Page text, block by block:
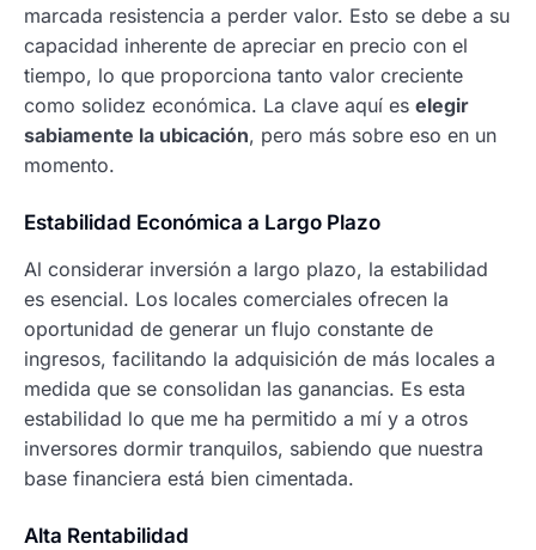
marcada resistencia a perder valor. Esto se debe a su
capacidad inherente de apreciar en precio con el
tiempo, lo que proporciona tanto valor creciente
como solidez económica. La clave aquí es elegir
sabiamente la ubicación, pero más sobre eso en un
momento.
Estabilidad Económica a Largo Plazo
Al considerar inversión a largo plazo, la estabilidad
es esencial. Los locales comerciales ofrecen la
oportunidad de generar un flujo constante de
ingresos, facilitando la adquisición de más locales a
medida que se consolidan las ganancias. Es esta
estabilidad lo que me ha permitido a mí y a otros
inversores dormir tranquilos, sabiendo que nuestra
base financiera está bien cimentada.
Alta Rentabilidad